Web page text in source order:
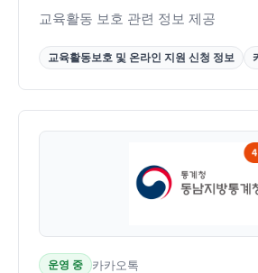
교육활동 보호 관련 정보 제공
교육활동보호 및 온라인 지원 신청 정보
운영 중 카카오톡